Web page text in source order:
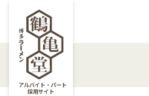
アルバイト・パート
採用サイト
4つの